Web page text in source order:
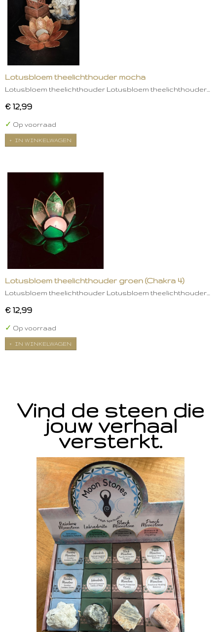
Lotusbloem theelichthouder mocha
Lotusbloem theelichthouder Lotusbloem theelichthouder…
€ 12,99
✓ Op voorraad
IN WINKELWAGEN
Lotusbloem theelichthouder groen (Chakra 4)
Lotusbloem theelichthouder Lotusbloem theelichthouder…
€ 12,99
✓ Op voorraad
IN WINKELWAGEN
Vind de steen die
jouw verhaal
versterkt.